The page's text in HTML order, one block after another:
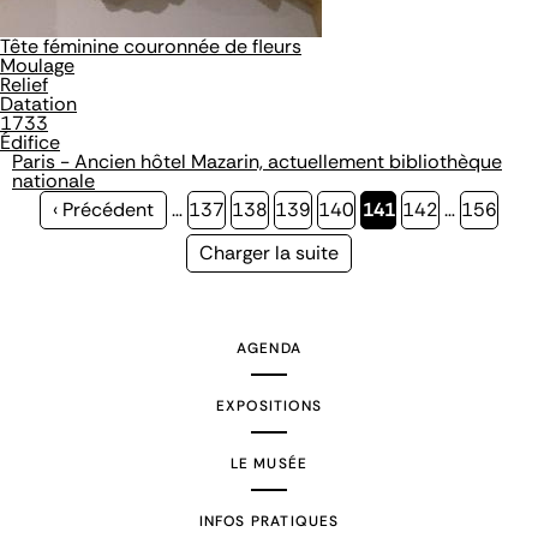
Tête féminine couronnée de fleurs
Moulage
Relief
Datation
1733
Édifice
Paris - Ancien hôtel Mazarin, actuellement bibliothèque
nationale
Page
‹ Précédent … Page
137 Page
138 Page
139 Page
140 Page
141 Page
142 … Page
156
Page
Charger la suite
AGENDA
EXPOSITIONS
LE MUSÉE
INFOS PRATIQUES